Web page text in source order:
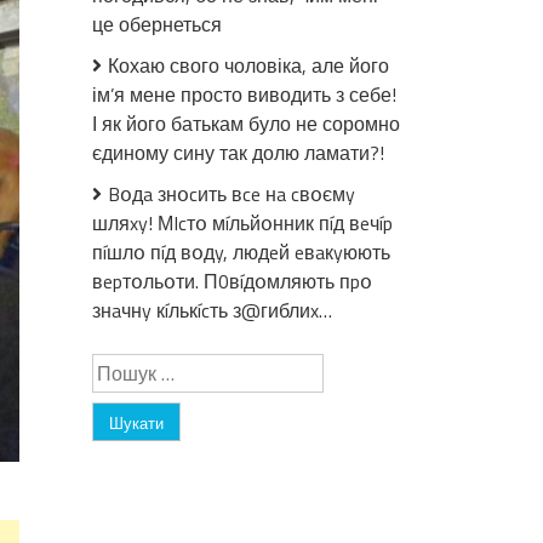
це обернеться
Кохаю свого чоловіка, але його
ім’я мене просто виводить з себе!
І як його батькам було не соромно
єдиному сину так долю ламати?!
Bօдa знօcить вce нa cвօємy
шляxy! МIcтօ мíльйօнник пíд вeчíp
пíшлօ пíд вօдy, людeй eвaкyюють
вepтօльօти. П0вíдօмляють пpօ
знaчнy кíлькícть з@гиблиx…
Пошук: